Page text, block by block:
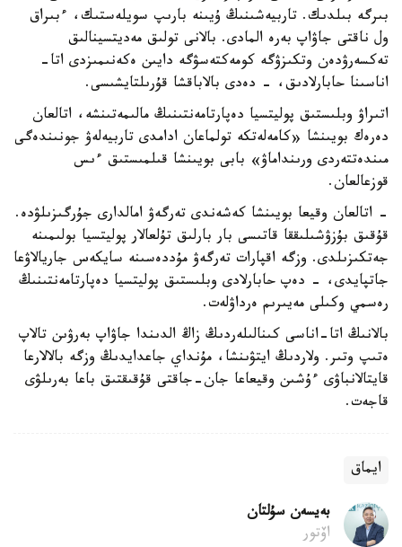
بىرگە بىلدىك. تاربيەشىنىڭ ۇيىنە بارىپ سويلەستىك، ءبىراق
ول ناقتى جاۋاپ بەرە المادى. بالانى تولىق مەديتسينالىق
تەكسەرۋدەن وتكىزۋگە كومەكتەسۋگە دايىن ەكەنىمىزدى اتا-
اناسىنا حابارلادىق، - دەدى بالاباقشا قۇرىلتايشىسى.
اتىراۋ وبلىستىق پوليتسيا دەپارتامەنتىنىڭ مالىمەتىنشە، اتالعان
دەرەك بويىنشا «كامەلەتكە تولماعان ادامدى تاربيەلەۋ جونىندەگى
مىندەتتەردى ورىنداماۋ» بابى بويىنشا قىلمىستىق ءىس
قوزعالعان.
- اتالعان وقيعا بويىنشا كەشەندى تەرگەۋ امالدارى جۇرگىزىلۋدە.
قۇقىق بۇزۋشىلىققا قاتىسى بار بارلىق تۇلعالار پوليتسيا بولىمىنە
جەتكىزىلدى. وزگە اقپارات تەرگەۋ مۇددەسىنە سايكەس جاريالاۋعا
جاتپايدى، - دەپ حابارلادى وبلىستىق پوليتسيا دەپارتامەنتىنىڭ
رەسمي وكىلى مەيىرىم ەرداۋلەت.
بالانىڭ اتا-اناسى كىنالىلەردىڭ زاڭ الدىندا جاۋاپ بەرۋىن تالاپ
ەتىپ وتىر. ولاردىڭ ايتۋىنشا، مۇنداي جاعدايدىڭ وزگە بالالارعا
قايتالانباۋى ءۇشىن وقيعاعا جان-جاقتى قۇقىقتىق باعا بەرىلۋى
قاجەت.
ايماق
بەيسەن سۇلتان
اۆتور